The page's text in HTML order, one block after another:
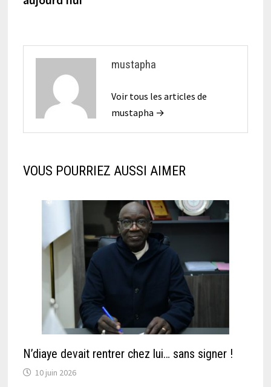
mustapha
Voir tous les articles de
mustapha →
VOUS POURRIEZ AUSSI AIMER
N’diaye devait rentrer chez lui… sans signer !
10 juin 2026